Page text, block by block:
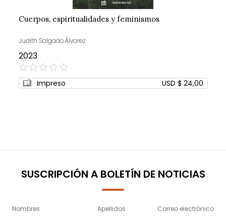
Cuerpos, espiritualidades y feminismos
Judith Salgado Álvarez
2023
0%
Impreso USD $ 24,00
SUSCRIPCIÓN A BOLETÍN DE NOTICIAS
Nombres Apellidos Correo electrónico